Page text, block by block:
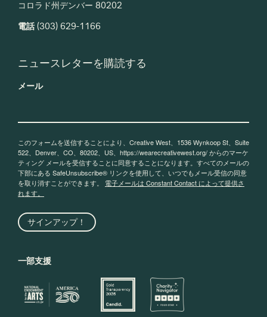
電話 (303) 629-1166
メール
このフォームを送信することにより、Creative West、1536 Wynkoop St、Suite
ティング メールを受信することに同意することになります。すべてのメールの
下部にある SafeUnsubscribe® リンクを使用して、いつでもメール受信の同意
を取り消すことができます。 電子メールは Constant Contact によって提供さ
れます。
© 2026 Creative West